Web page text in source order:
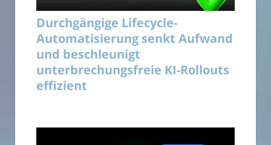
Durchgängige Lifecycle-
Automatisierung senkt Aufwand
und beschleunigt
unterbrechungsfreie KI-Rollouts
effizient